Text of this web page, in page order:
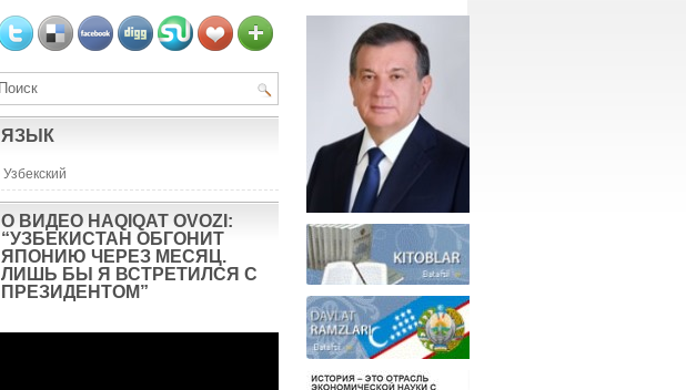
ЯЗЫК
Узбекский
О ВИДЕО HAQIQAT OVOZI:
“УЗБЕКИСТАН ОБГОНИТ
ЯПОНИЮ ЧЕРЕЗ МЕСЯЦ.
ЛИШЬ БЫ Я ВСТРЕТИЛСЯ С
ПРЕЗИДЕНТОМ”